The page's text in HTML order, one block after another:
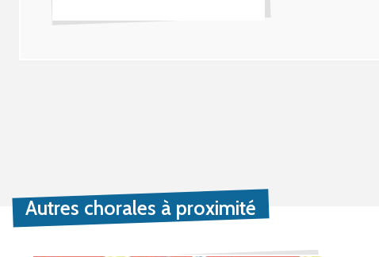
Autres chorales à proximité